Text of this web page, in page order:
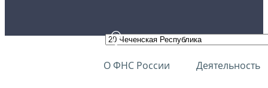
О ФНС России Деятельность